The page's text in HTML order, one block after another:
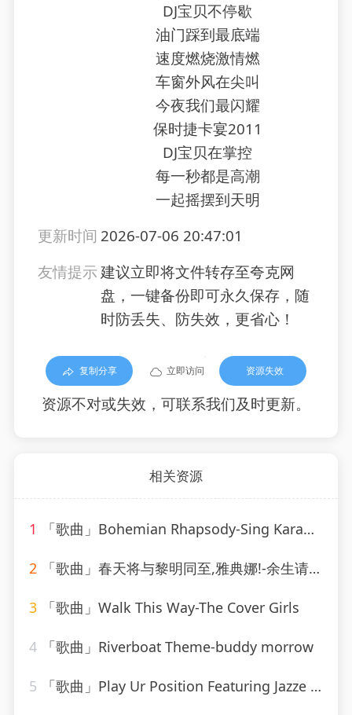
DJ宝贝不停歇
油门踩到最底端
速度燃烧激情燃
车窗外风在尖叫
今夜我们最闪耀
保时捷卡宴2011
DJ宝贝在掌控
每一秒都是高潮
一起摇摆到天明
更新时间 2026-07-06 20:47:01
友情提示建议立即将文件转存至夸克网
盘，一键备份即可永久保存，随
时防丢失、防失效，更省心！
复制分享 立即访问 资源失效
资源不对或失效，可联系我们及时更新。
相关资源
1 「歌曲」Bohemian Rhapsody-Sing Karaoke Sing
2 「歌曲」春天将与黎明同至,雅典娜!-余生请珍惜
3 「歌曲」Walk This Way-The Cover Girls
4 「歌曲」Riverboat Theme-buddy morrow
5 「歌曲」Play Ur Position Featuring Jazze Pha & Mr. Mo-YoungBloodZ、Jazze Pha、Mr. Mo